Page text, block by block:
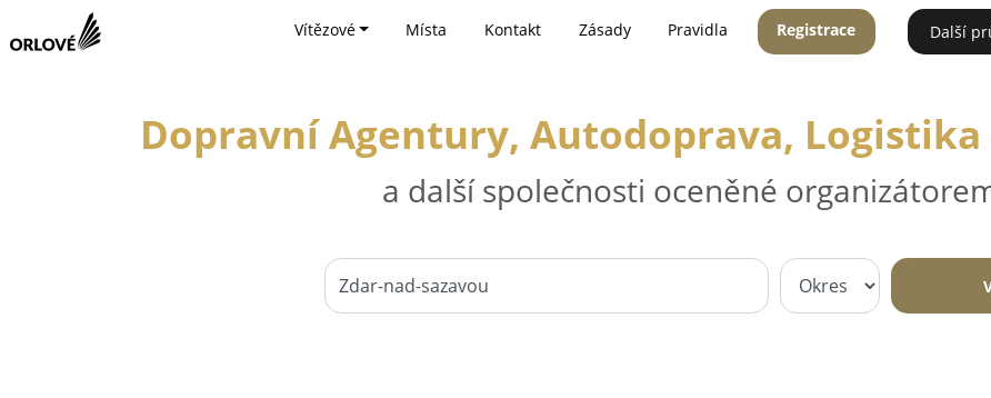
Vítězové Místa Kontakt Zásady Pravidla Registrace Další
Dopravní Agentury, Autodoprava, Logistika
a další společnosti oceněné